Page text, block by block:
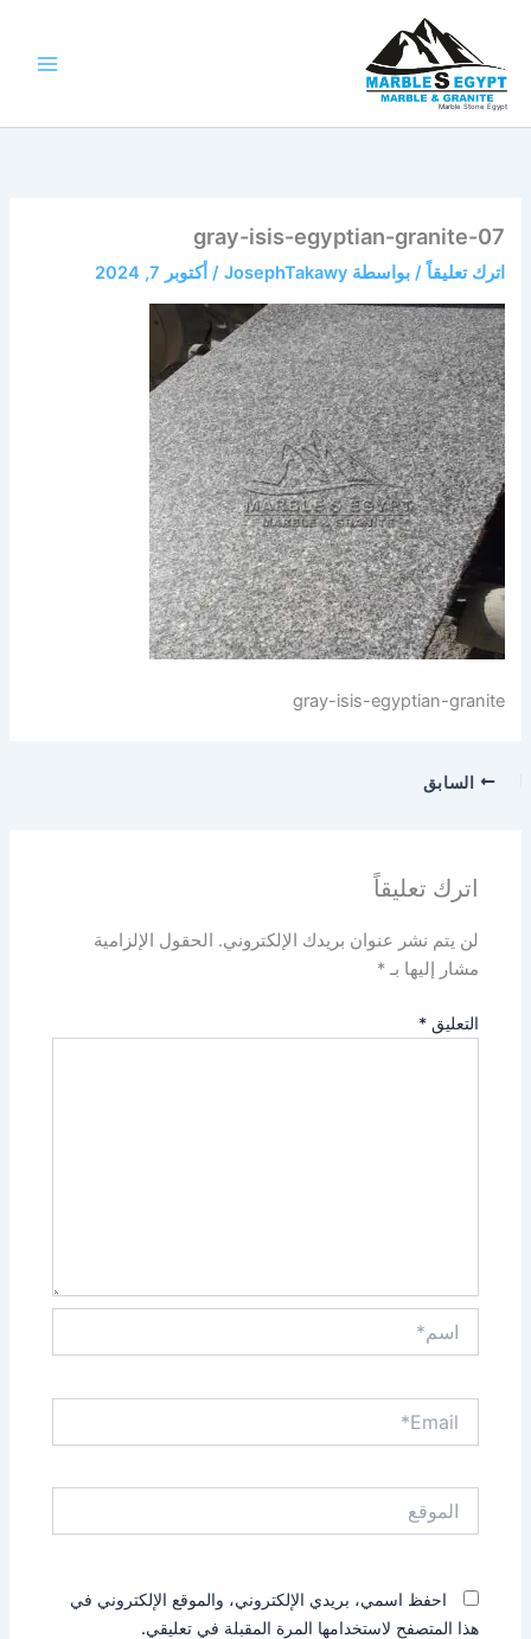
المحتوى
Marble Stone Egypt
gray-isis-egyptian-granite-07
اترك تعليقاً / بواسطة JosephTakawy
/ أكتوبر 7, 2024
gray-isis-egyptian-granite
السابق
اترك تعليقاً
لن يتم نشر عنوان بريدك الإلكتروني.
الحقول الإلزامية
مشار إليها بـ*
التعليق*
احفظ اسمي، بريدي الإلكتروني، والموقع الإلكتروني في
هذا المتصفح لاستخدامها المرة المقبلة في تعليقي.